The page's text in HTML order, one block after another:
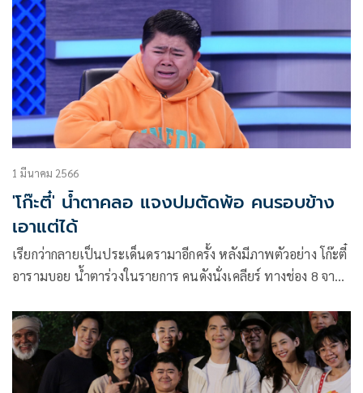
ธันวาคมนี้ เวลา 22.30 น. ทางช่อง MONO29
1 มีนาคม 2566
'โก๊ะตี๋' น้ำตาคลอ แจงปมตัดพ้อ คนรอบข้าง
เอาแต่ได้
เรียกว่ากลายเป็นประเด็นดรามาอีกครั้ง หลังมีภาพตัวอย่าง โก๊ะตี๋
อารามบอย น้ำตาร่วงในรายการ คนดังนั่งเคลียร์ ทางช่อง 8 จากที่
งานนี้เจ้าตัวเลยขอออกมาเคลียร์ที่ถึงประเด็นน้อยใจคนรอบข้าง
ที่เอาแต่ได้